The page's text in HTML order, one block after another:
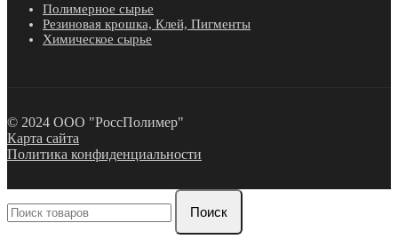
Полимерное сырье
Резиновая крошка, Клей, Пигменты
Химическое сырье
© 2024 ООО "РоссПолимер"
Карта сайта
Политика конфиденциальности
Поиск